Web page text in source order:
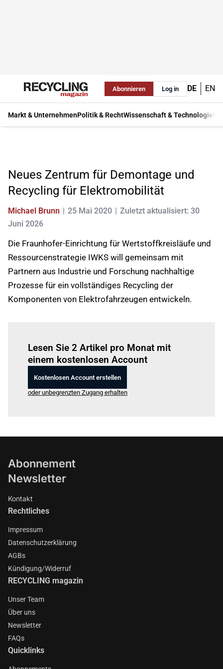
Abonnieren Log in DE EN
Markt & UnternehmenPolitik & RechtWissenschaft & Technologie
Neues Zentrum für Demontage und
Recycling für Elektromobilität
Michael Brunn 25 Mai 2020
Zuletzt aktualisiert: 30
Juni 2026
Die Fraunhofer-Einrichtung für Wertstoffkreisläufe und
Ressourcenstrategie IWKS will gemeinsam mit
Partnern aus Industrie und Forschung nachhaltige
Prozesse für ein vollständiges Recycling der
Komponenten von Elektrofahrzeugen entwickeln.
Lesen Sie 2 Artikel pro Monat mit
einem kostenlosen Account
Kostenlosen Account erstellen
oder unbegrenzten Zugang erhalten
Abonnement
Newsletter
Kontakt
Rechtliches
Impressum
Datenschutzerklärung
AGBs
Kündigung/Widerruf
RECYCLING magazin
Unser Team
Über uns
Newsletter
FAQs
Quicklinks